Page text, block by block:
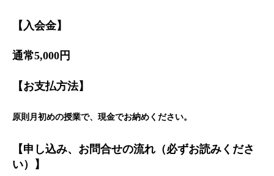
【入会金】
通常5,000円
【お支払方法】
原則月初めの授業で、現金でお納めください。
【申し込み、お問合せの流れ（必ずお読みくださ
い）】